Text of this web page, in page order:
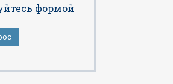
формой